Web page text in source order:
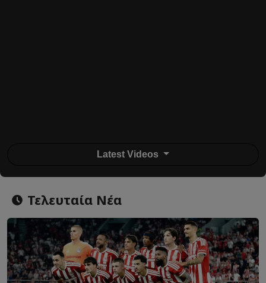
Latest Videos
Τελευταία Νέα